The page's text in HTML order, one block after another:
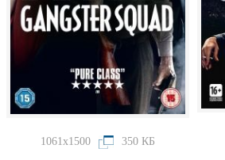
1061x1500 350 КБ